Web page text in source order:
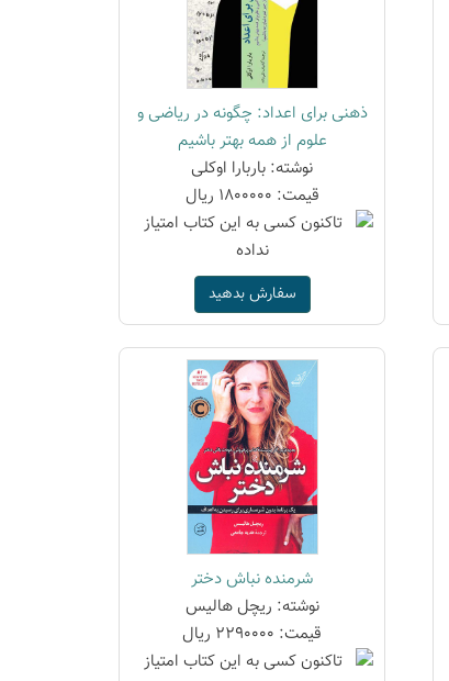
ذهنی برای اعداد: چگونه در ریاضی و
علوم از همه بهتر باشیم
نوشته: باربارا اوکلی
قیمت: 1800000 ریال
سفارش بدهید
شرمنده نباش دختر
نوشته: ریچل هالیس
قیمت: 2290000 ریال